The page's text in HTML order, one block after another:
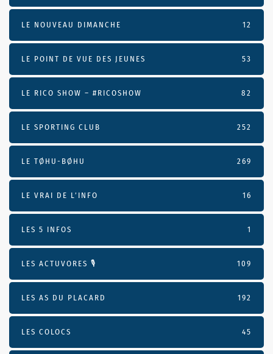
LE NOUVEAU DIMANCHE 12
LE POINT DE VUE DES JEUNES 53
LE RICO SHOW – #RICOSHOW 82
LE SPORTING CLUB 252
LE TØHU-BØHU 269
LE VRAI DE L’INFO 16
LES 5 INFOS 1
LES ACTUVORES 🎙 109
LES AS DU PLACARD 192
LES COLOCS 45